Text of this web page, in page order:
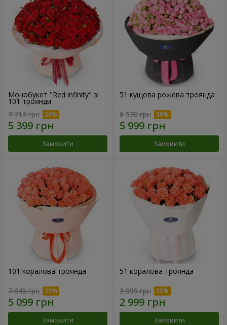
Монобукет "Red infinity" зі
101 троянди
7 713 грн
Замовити
51 кущова рожева троянда
8 570 грн
Замовити
101 коралова троянда
7 845 грн
Замовити
51 коралова троянда
3 999 грн
Замовити